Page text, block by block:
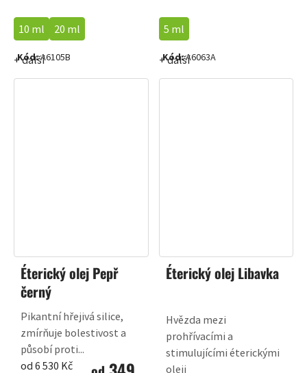
10 ml 20 ml
+ další
Kód:A6105B
5 ml
+ další
Kód:A6063A
Éterický olej Pepř
černý
Měrná
od 6 530 Kč
Pikantní hřejivá silice,
zmírňuje bolestivost a
působí proti...
Éterický olej Libavka
Hvězda mezi
prohřívacími a
stimulujícími éterickými
oleji